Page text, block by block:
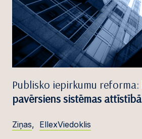
Publisko iepirkumu reforma:
pavērsiens sistēmas attīstībā
Ziņas, EllexViedoklis